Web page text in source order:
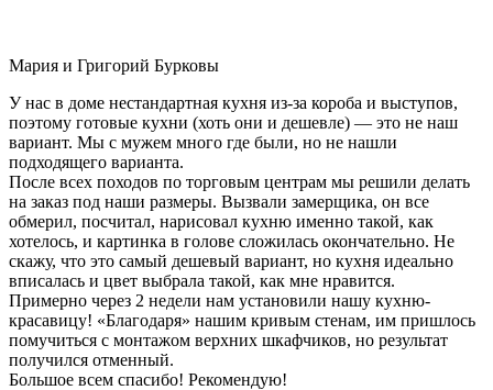
Мария и Григорий Бурковы
У нас в доме нестандартная кухня из-за короба и выступов,
поэтому готовые кухни (хоть они и дешевле) — это не наш
вариант. Мы с мужем много где были, но не нашли
подходящего варианта.
После всех походов по торговым центрам мы решили делать
на заказ под наши размеры. Вызвали замерщика, он все
обмерил, посчитал, нарисовал кухню именно такой, как
хотелось, и картинка в голове сложилась окончательно. Не
скажу, что это самый дешевый вариант, но кухня идеально
вписалась и цвет выбрала такой, как мне нравится.
Примерно через 2 недели нам установили нашу кухню-
красавицу! «Благодаря» нашим кривым стенам, им пришлось
помучиться с монтажом верхних шкафчиков, но результат
получился отменный.
Большое всем спасибо! Рекомендую!